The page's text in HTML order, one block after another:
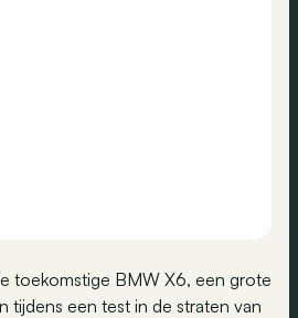
toekomstige BMW X6, een grote
tijdens een test in de straten van